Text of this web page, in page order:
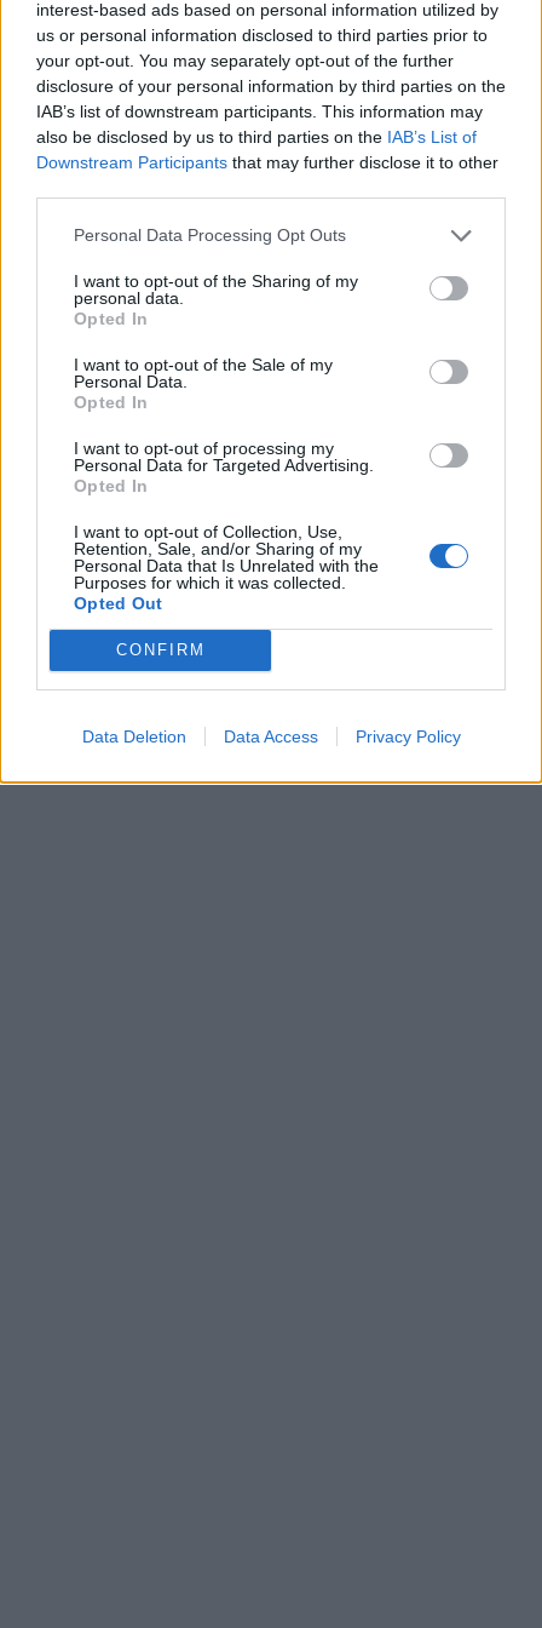
interest-based ads based on personal information utilized by
us or personal information disclosed to third parties prior to
your opt-out. You may separately opt-out of the further
disclosure of your personal information by third parties on the
IAB’s list of downstream participants. This information may
also be disclosed by us to third parties on the IAB’s List of
Downstream Participants that may further disclose it to other
Personal Data Processing Opt Outs
I want to opt-out of the Sharing of my
personal data.
Opted In
I want to opt-out of the Sale of my
Personal Data.
Opted In
I want to opt-out of processing my
Personal Data for Targeted Advertising.
Opted In
I want to opt-out of Collection, Use,
Retention, Sale, and/or Sharing of my
Personal Data that Is Unrelated with the
Purposes for which it was collected.
Opted Out
CONFIRM
Data Deletion Data Access Privacy Policy
Città Eterna: il Pantheon. Leggendo questo
libro viene spontaneo un pensiero: il modo
più semplice per incontrare un fantasma è
andarsene a zonzo per i vicoli di Roma.
In evidenza